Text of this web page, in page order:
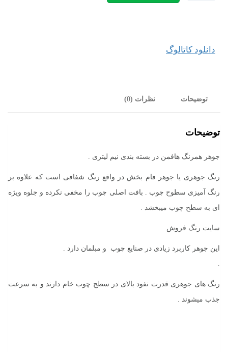
هافمن
عدد
دانلود کاتالوگ
توضیحات نظرات (0)
توضیحات
جوهر همرنگ هافمن در بسته بندی نیم لیتری .
رنگ جوهری یا جوهر فام بخش در واقع رنگ شفافی است که علاوه بر
رنگ آمیزی سطوح چوب . بافت اصلی چوب را مخفی نکرده و جلوه ویژه
ای به سطح چوب میبخشد .
سایت رنگ فروش
این جوهر کاربرد زیادی در صنایع چوب و مبلمان دارد .
رنگ های جوهری قدرت نفود بالای در سطح چوب خام دارند و به سرعت
جذب میشوند .